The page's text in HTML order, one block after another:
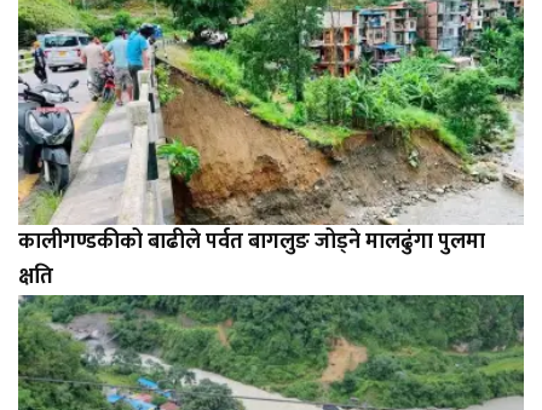
कालीगण्डकीको बाढीले पर्वत बागलुङ जोड्ने मालढुंगा पुलमा
क्षति